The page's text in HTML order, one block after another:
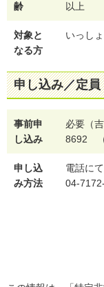
齢
以上
対象と
なる方
いっし
申し込み／定員
事前申
し込み
必要（
8692 （
申し込
み方法
電話に
04-